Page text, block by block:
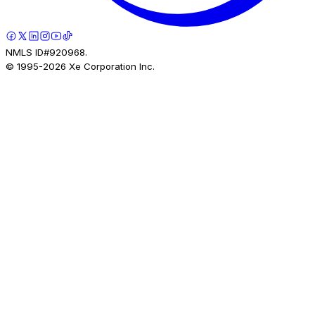
NMLS ID#920968.
© 1995-2026 Xe Corporation Inc.